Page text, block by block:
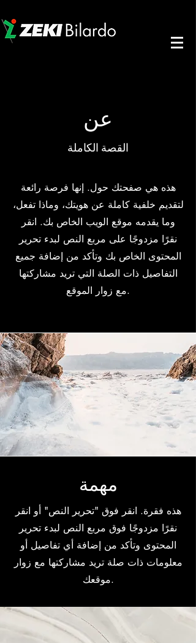
عن
القصة الكاملة
هذه هي صفحتك حول. إنها فرصة رائعة
لتقديم خلفية كاملة عن هويتك، وماذا تفعل،
وما يقدمه موقع الويب الخاص بك. انقر
نقرًا مزدوجًا على مربع النص لبدء تحرير
المحتوى الخاص بك وتأكد من إضافة جميع
التفاصيل ذات الصلة التي تريد مشاركتها
مع زوار الموقع.
مهمة
هذه فقرة. انقر فوق "تحرير النص" أو انقر
نقرًا مزدوجًا فوق مربع النص لبدء تحرير
المحتوى وتأكد من إضافة أي تفاصيل أو
معلومات ذات صلة تريد مشاركتها مع زوار
موقعك.